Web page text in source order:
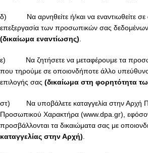
δ) Να αρνηθείτε ή/και να εναντιωθείτε σε
επεξεργασία των προσωπικών σας
(δικαίωμα εναντίωσης)
ε) Να ζητήσετε να μεταφέρουμε τα
που τηρούμε σε οποιονδήποτε άλλο
επιλογής σας (δικαίωμα στη φορητότητα
στ) Να υποβάλετε καταγγελία στην Αρχή
Προσωπικού Χαρακτήρα (www.dpa.gr), εφόσον
προσβάλλονται τα δικαιώματα σας με
καταγγελίας στην Αρχή)